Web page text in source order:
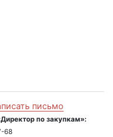
письмо
по закупкам»:
68